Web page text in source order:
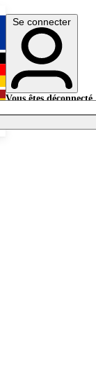
English
Deutsch
Se connecter
Vous êtes déconnecté.